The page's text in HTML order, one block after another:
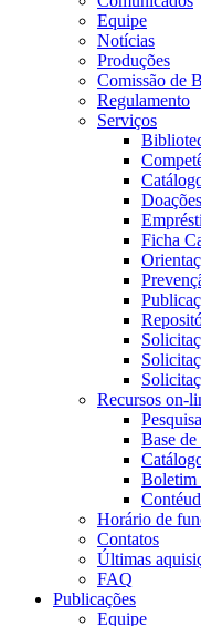
Equipe
Notícias
Produções
Comissão de
Regulamento
Serviços
Ficha
Recursos on-
Base
Boletim
Horário de
Contatos
Últimas
FAQ
Publicações
Equipe